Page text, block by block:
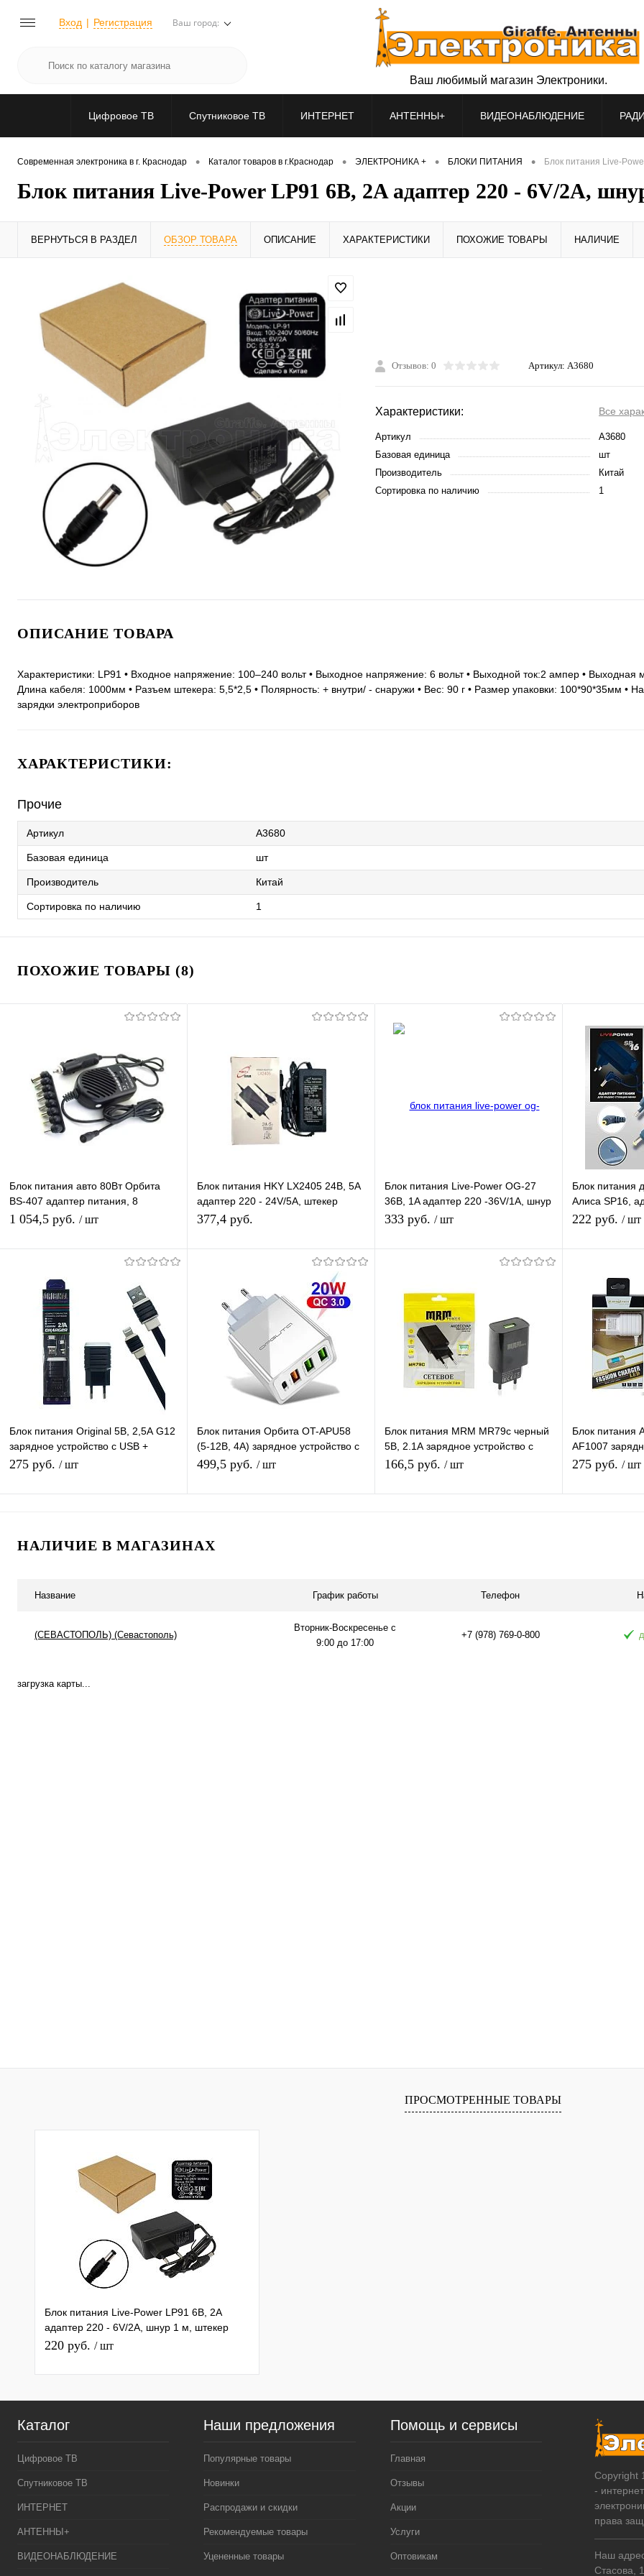
Вход Регистрация Ваш город:
Ваш любимый магазин Электроники.
Цифровое ТВ Спутниковое ТВ ИНТЕРНЕТ АНТЕННЫ+ ВИДЕОНАБЛЮДЕНИЕ
Современная электроника в г. Краснодар • Каталог товаров в г.Краснодар • ЭЛЕКТРОНИКА + • БЛОКИ ПИТАНИЯ • Блок питания Live-
Блок питания Live-Power LP91 6В, 2A адаптер 220 - 6V/2A,
ВЕРНУТЬСЯ В РАЗДЕЛ ОБЗОР ТОВАРА ОПИСАНИЕ ХАРАКТЕРИСТИКИ ПОХОЖИЕ ТОВАРЫ НАЛИЧИЕ
Отзывов: 0 Артикул: A3680
Характеристики: Все
Артикул
A3680
Базовая единица
шт
Производитель
Китай
Сортировка по наличию
1
ОПИСАНИЕ ТОВАРА
Характеристики: LP91 • Входное напряжение: 100–240 вольт • Выходное напряжение: 6 вольт • Выходной ток:2 ампер • Выходная
Длина кабеля: 1000мм • Разъем штекера: 5,5*2,5 • Полярность: + внутри/ - снаружи • Вес: 90 г • Размер упаковки: 100*90*35мм •
зарядки электроприборов
ХАРАКТЕРИСТИКИ:
Прочие
Артикул A3680
Базовая единица шт
Производитель Китай
Сортировка по наличию 1
ПОХОЖИЕ ТОВАРЫ (8)
Блок питания авто 80Вт Орбита
BS-407 адаптер питания, 8
разъёмов
1 054,5 руб. / шт
Купить в 1 клик К сравнению
В избранное Под заказ
Блок питания HKY LX2405 24В, 5A
адаптер 220 - 24V/5A, штекер
5.5*2,5 мм
377,4 руб.
Купить в 1 клик К сравнению
В избранное В наличии
Блок питания Live-Power OG-27
36В, 1A адаптер 220 -36V/1A, шнур
1 м, штекер 5.5*2,5 мм
333 руб. / шт
Купить в 1 клик
В избранное Под заказ
Блок питания
Алиса SP16,
разъем
222 руб. / шт
Купить в 1
В избранное
Блок питания Original 5В, 2,5А G12
зарядное устройство с USB +
кабель Iphone 1 м черный
275 руб. / шт
Блок питания Орбита OT-APU58
(5-12В, 4А) зарядное устройство с
Type-C / 3USB (PD + QC3.0)
499,5 руб. / шт
Блок питания MRM MR79c черный
5В, 2.1А зарядное устройство с
USB портом
166,5 руб. / шт
Блок питания
AF1007
встроенным
275 руб. / шт
НАЛИЧИЕ В МАГАЗИНАХ
Название График работы Телефон
(СЕВАСТОПОЛЬ) (Севастополь)
Вторник-Воскресенье с
9:00 до 17:00
+7 (978) 769-0-800
загрузка карты...
ПРОСМОТРЕННЫЕ ТОВАРЫ
Блок питания Live-Power LP91 6В, 2A
адаптер 220 - 6V/2A, шнур 1 м, штекер
5,5*2,5 мм
220 руб. / шт
Каталог
Цифровое ТВ
Спутниковое ТВ
ИНТЕРНЕТ
АНТЕННЫ+
ВИДЕОНАБЛЮДЕНИЕ
Наши предложения
Популярные товары
Новинки
Распродажи и скидки
Рекомендуемые товары
Уцененные товары
Помощь и сервисы
Главная
Отзывы
Акции
Услуги
Оптовикам
Copyright
-
права
Наш
Стасова,